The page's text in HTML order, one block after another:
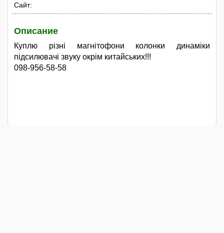
Сайт:
Описание
Куплю різні магнітофони колонки динаміки
підсилювачі звуку окрім китайських!!!
098-956-58-58